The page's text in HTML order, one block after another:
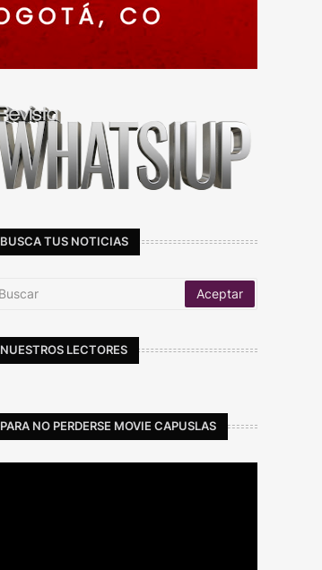
BUSCA TUS NOTICIAS
NUESTROS LECTORES
PARA NO PERDERSE MOVIE CAPUSLAS